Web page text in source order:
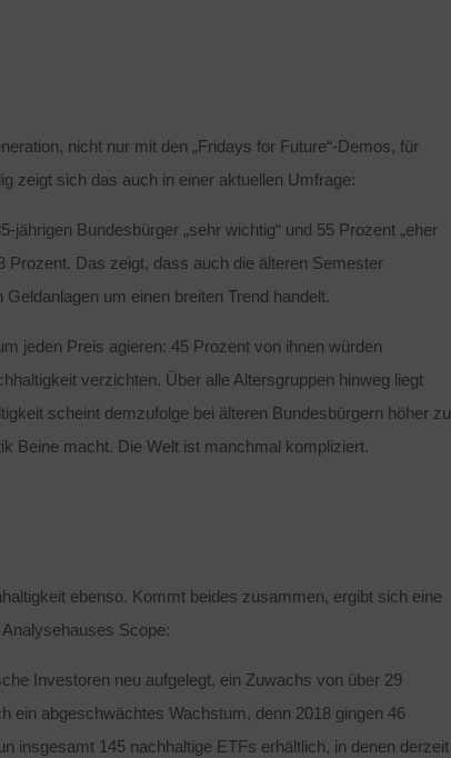
nicht nur mit den „Fridays for Future“-Demos, für
zeigt sich das auch in einer aktuellen Umfrage:
Bundesbürger „sehr wichtig“ und 55 Prozent „eher
Das zeigt, dass auch die älteren Semester
um einen breiten Trend handelt.
jeden Preis agieren: 45 Prozent von ihnen würden
verzichten. Über alle Altersgruppen hinweg liegt
scheint demzufolge bei älteren Bundesbürgern höher zu
Beine macht. Die Welt ist manchmal kompliziert.
ebenso. Kommt beides zusammen, ergibt sich eine
Scope:
Investoren neu aufgelegt, ein Zuwachs von über 29
ein abgeschwächtes Wachstum, denn 2018 gingen 46
insgesamt 145 nachhaltige ETFs erhältlich, in denen derzeit